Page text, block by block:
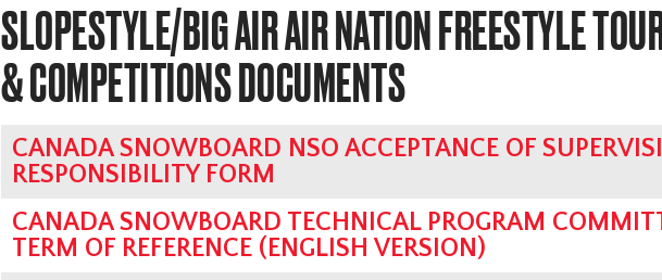
SLOPESTYLE/BIG AIR AIR NATION FREESTYLE
& COMPETITIONS DOCUMENTS
CANADA SNOWBOARD NSO ACCEPTANCE OF
RESPONSIBILITY FORM
CANADA SNOWBOARD TECHNICAL PROGRAM
TERM OF REFERENCE (ENGLISH VERSION)